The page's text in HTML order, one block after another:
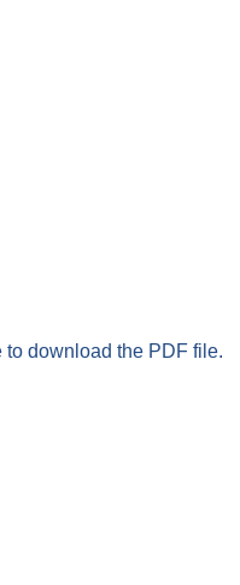
to download the PDF file.